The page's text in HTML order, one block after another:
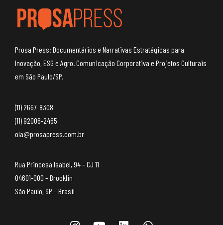
Prosa Press: Documentários e Narrativas Estratégicas para
Inovação, ESG e Agro. Comunicação Corporativa e Projetos Culturais
em São Paulo/SP.
(11) 2667-8308
(11) 92006-2465
ola@prosapress.com.br
Rua Princesa Isabel, 94 – CJ 11
04601-000 – Brooklin
São Paulo, SP – Brasil